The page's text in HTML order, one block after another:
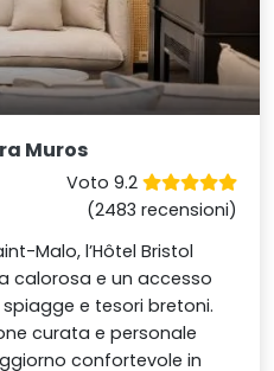
Muros
Voto 9.2
(2483 recensioni)
Malo, l’Hôtel Bristol
calorosa e un accesso
e tesori bretoni.
curata e personale
confortevole in